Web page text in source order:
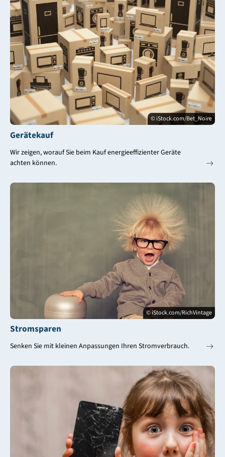
© iStock.com/Bet_Noire
Gerätekauf
Wir zeigen, worauf Sie beim Kauf energieeffizienter Geräte
achten können.
© iStock.com/RichVintage
Stromsparen
Senken Sie mit kleinen Anpassungen Ihren Stromverbrauch.